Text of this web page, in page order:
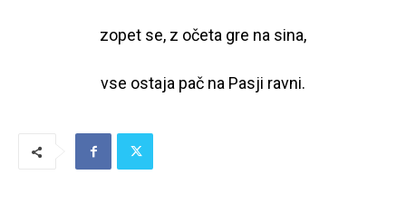
zopet se, z očeta gre na sina,
vse ostaja pač na Pasji ravni.